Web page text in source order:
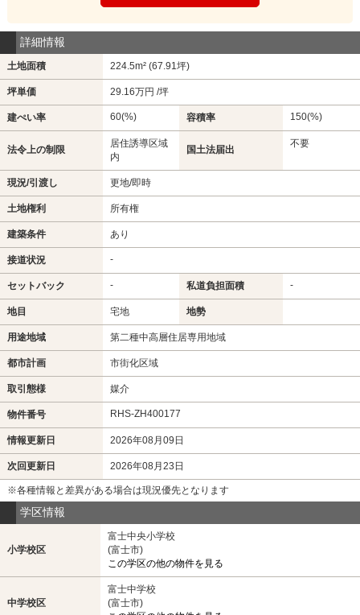
詳細情報
土地面積 224.5m² (67.91坪)
坪単価 29.16万円 /坪
建ぺい率 60(%) 容積率 150(%)
法令上の制限
居住誘導区域
内
国土法届出
不要
現況/引渡し 更地/即時
土地権利 所有権
建築条件 あり
接道状況 -
セットバック - 私道負担面積 -
地目 宅地 地勢
用途地域 第二種中高層住居専用地域
都市計画 市街化区域
取引態様 媒介
物件番号 RHS-ZH400177
情報更新日 2026年08月09日
次回更新日 2026年08月23日
※各種情報と差異がある場合は現況優先となります
学区情報
小学校区
富士中央小学校
(富士市)
この学区の他の物件を見る
中学校区
富士中学校
(富士市)